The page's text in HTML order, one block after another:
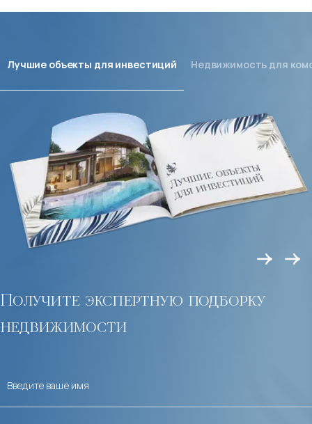
Получите экспертную подборку
недвижимости
Лучшие объекты для инвестиций Недвижимость для